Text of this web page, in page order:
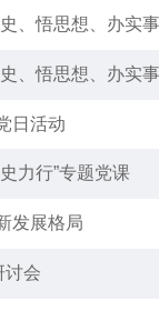
、悟思想、办实
、悟思想、办实
日活动
力行”专题党课
发展格局
讨会